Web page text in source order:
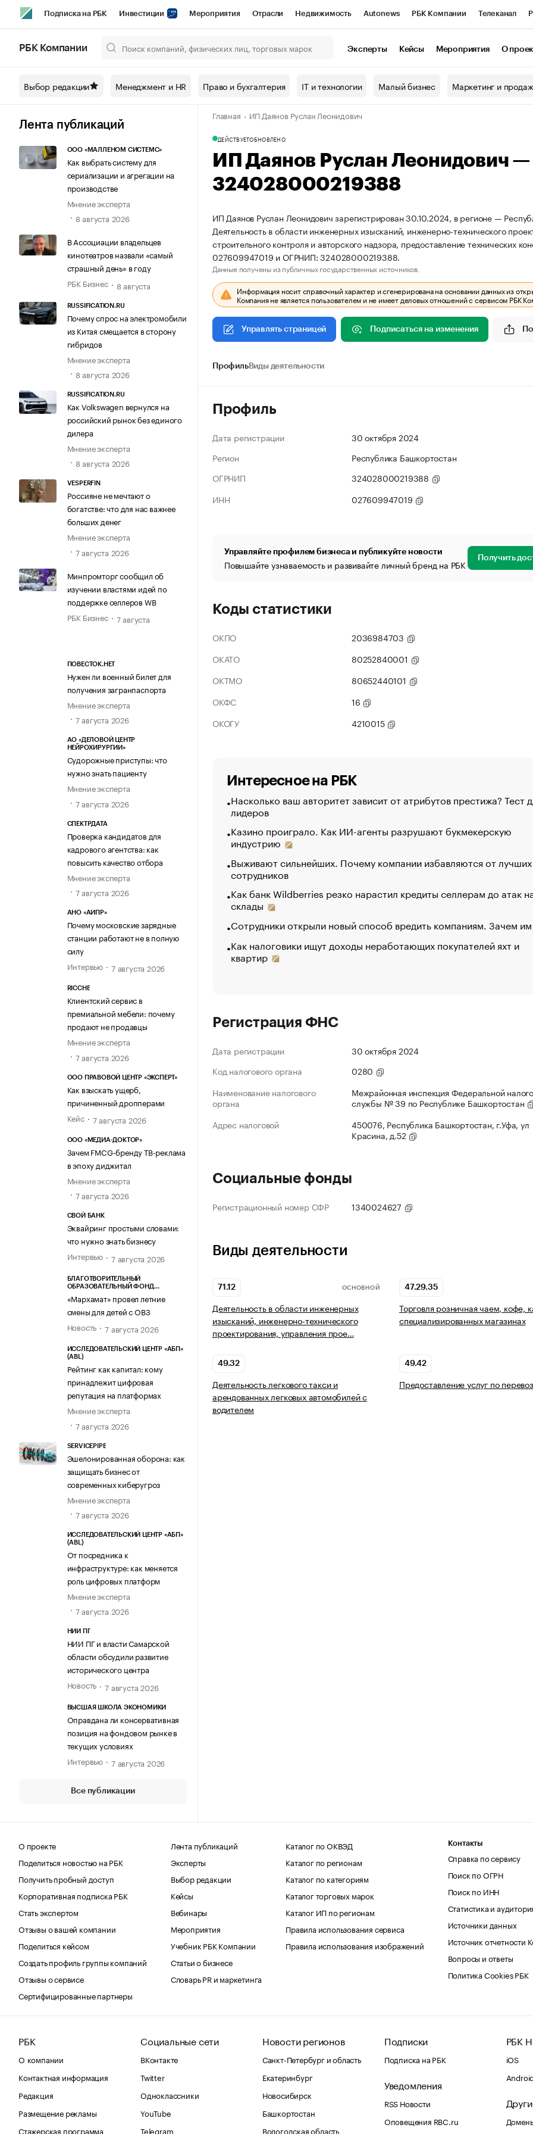
Подписка на РБК Инвестиции Мероприятия Отрасли Недвижимость Autonews РБК Компании Телеканал
Спецпроекты СПб Конференции СПб Спецпроекты Проверка контрагентов
Технологии и медиа Рынок наличной валюты
РБК Компании Эксперты Кейсы Мероприятия О
Выбор редакции Менеджмент и HR Право и бухгалтерия IT и технологии Малый бизнес Маркетинг и
Лента публикаций
ООО «МАЛЛЕНОМ СИСТЕМС»
Как выбрать систему для
сериализации и агрегации на
производстве
Мнение эксперта
8 августа 2026
В Ассоциации владельцев
кинотеатров назвали «самый
страшный день» в году
РБК Бизнес
8 августа
RUSSIFICATION.RU
Почему спрос на электромобили
из Китая смещается в сторону
гибридов
Мнение эксперта
8 августа 2026
RUSSIFICATION.RU
Как Volkswagen вернулся на
российский рынок без единого
дилера
Мнение эксперта
8 августа 2026
VESPERFIN
Россияне не мечтают о
богатстве: что для нас важнее
больших денег
Мнение эксперта
7 августа 2026
Минпромторг сообщил об
изучении властями идей по
поддержке селлеров WB
РБК Бизнес
7 августа
ПОВЕСТОК.НЕТ
Нужен ли военный билет для
получения загранпаспорта
Мнение эксперта
7 августа 2026
АО «ДЕЛОВОЙ ЦЕНТР
НЕЙРОХИРУРГИИ»
Судорожные приступы: что
нужно знать пациенту
Мнение эксперта
7 августа 2026
СПЕКТРДАТА
Проверка кандидатов для
кадрового агентства: как
повысить качество отбора
Мнение эксперта
7 августа 2026
АНО «АИПР»
Почему московские зарядные
станции работают не в полную
силу
Интервью
7 августа 2026
RICCHE
Клиентский сервис в
премиальной мебели: почему
продают не продавцы
Мнение эксперта
7 августа 2026
ООО ПРАВОВОЙ ЦЕНТР «ЭКСПЕРТ»
Как взыскать ущерб,
причиненный дропперами
Кейс
7 августа 2026
ООО «МЕДИА-ДОКТОР»
Зачем FMCG-бренду ТВ-реклама
в эпоху диджитал
Мнение эксперта
7 августа 2026
СВОЙ БАНК
Эквайринг простыми словами:
что нужно знать бизнесу
Интервью
7 августа 2026
БЛАГОТВОРИТЕЛЬНЫЙ
ОБРАЗОВАТЕЛЬНЫЙ ФОНД
«Мархамат» провел летние
смены для детей с ОВЗ
Новость
7 августа 2026
ИССЛЕДОВАТЕЛЬСКИЙ ЦЕНТР «АБП»
(ABL)
Рейтинг как капитал: кому
принадлежит цифровая
репутация на платформах
Мнение эксперта
7 августа 2026
SERVICEPIPE
Эшелонированная оборона: как
защищать бизнес от
современных киберугроз
Мнение эксперта
7 августа 2026
ИССЛЕДОВАТЕЛЬСКИЙ ЦЕНТР «АБП»
(ABL)
От посредника к
инфраструктуре: как меняется
роль цифровых платформ
Мнение эксперта
7 августа 2026
НИИ ПГ
НИИ ПГ и власти Самарской
области обсудили развитие
исторического центра
Новость
7 августа 2026
ВЫСШАЯ ШКОЛА ЭКОНОМИКИ
Оправдана ли консервативная
позиция на фондовом рынке в
текущих условиях
Интервью
7 августа 2026
Все публикации
Главная ИП Даянов Руслан Леонидович
ДЕЙСТВУЕТОБНОВЛЕНО
ИП Даянов Руслан Леонидович
324028000219388
ИП Даянов Руслан Леонидович зарегистрирован 30.10.2024, в регионе —
Деятельность в области инженерных изысканий, инженерно-технического
строительного контроля и авторского надзора, предоставление технических
027609947019 и ОГРНИП: 324028000219388.
Данные получены из публичных государственных источников.
Информация носит справочный характер и сгенерирована на основании данных из
Компания не является пользователем и не имеет деловых отношений с сервисом РБК
Управлять страницей Подписаться на изменения
ПрофильВиды деятельности
Профиль
Дата регистрации
30 октября 2024
Регион
Республика Башкортостан
ОГРНИП
324028000219388
ИНН
027609947019
Управляйте профилем бизнеса и публикуйте новости
Повышайте узнаваемость и развивайте личный бренд на РБК Получить
Коды статистики
ОКПО
2036984703
ОКАТО
80252840001
ОКТМО
80652440101
ОКФС
16
ОКОГУ
4210015
Интересное на РБК
Насколько ваш авторитет зависит от атрибутов престижа? Тест
лидеров
Казино проиграло. Как ИИ-агенты разрушают букмекерскую
индустрию
Выживают сильнейших. Почему компании избавляются от лучших
сотрудников
Как банк Wildberries резко нарастил кредиты селлерам до атак
склады
Сотрудники открыли новый способ вредить компаниям. Зачем
Как налоговики ищут доходы неработающих покупателей яхт и
квартир
Регистрация ФНС
Дата регистрации
30 октября 2024
Код налогового органа
0280
Наименование налогового
органа
Межрайонная инспекция Федеральной
службы № 39 по Республике Башкортостан
Адрес налоговой
450076, Республика Башкортостан, г.Уфа, ул
Красина, д.52
Социальные фонды
Регистрационный номер СФР 1340024627
Виды деятельности
71.12 ОСНОВНОЙ
Деятельность в области инженерных
изысканий, инженерно-технического
проектирования, управления прое…
47.29.35
Торговля розничная чаем, кофе,
специализированных магазинах
49.32
Деятельность легкового такси и
арендованных легковых автомобилей с
водителем
49.42
Предоставление услуг по
О проекте
Поделиться новостью на РБК
Получить пробный доступ
Корпоративная подписка РБК
Стать экспертом
Отзывы о вашей компании
Поделиться кейсом
Создать профиль группы компаний
Отзывы о сервисе
Сертифицированные партнеры
Лента публикаций
Эксперты
Выбор редакции
Кейсы
Вебинары
Мероприятия
Учебник РБК Компании
Статьи о бизнесе
Словарь PR и маркетинга
Каталог по ОКВЭД
Каталог по регионам
Каталог по категориям
Каталог торговых марок
Каталог ИП по регионам
Правила использования сервиса
Правила использования изображений
Контакты
Справка по сервису
Поиск по ОГРН
Поиск по ИНН
Статистика и
Источники данных
Источник отчетности
Вопросы и ответы
Политика Cookies РБК
РБК
О компании
Контактная информация
Редакция
Размещение рекламы
Стажерская программа
Социальные сети
ВКонтакте
Twitter
Одноклассники
YouTube
Telegram
Новости регионов
Санкт-Петербург и область
Екатеринбург
Новосибирск
Башкортостан
Вологодская область
Подписки
Подписка на РБК
Уведомления
RSS Новости
Оповещения RBC.ru
РБК
iOS